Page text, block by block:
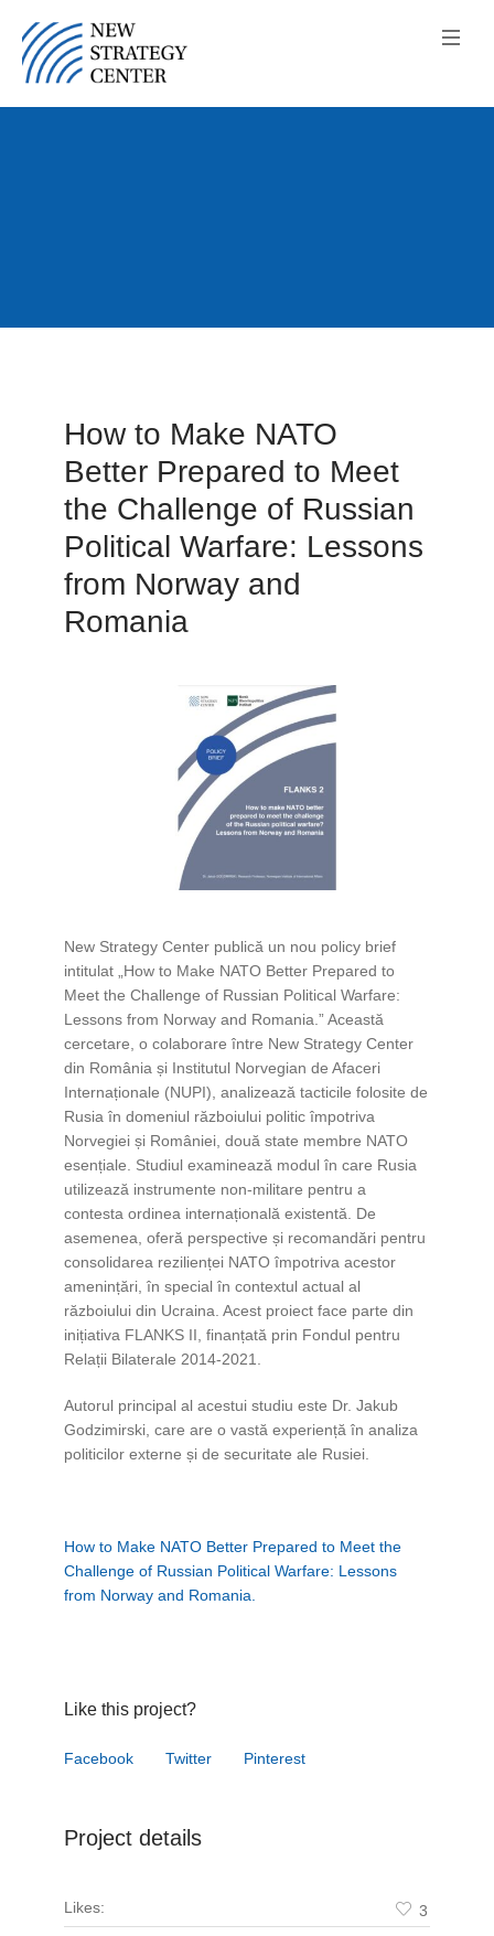
How to Make NATO
Better Prepared to Meet
the Challenge of Russian
Political Warfare: Lessons
from Norway and
Romania
New Strategy Center publică un nou policy brief
intitulat „How to Make NATO Better Prepared to
Meet the Challenge of Russian Political Warfare:
Lessons from Norway and Romania.” Această
cercetare, o colaborare între New Strategy Center
din România și Institutul Norvegian de Afaceri
Internaționale (NUPI), analizează tacticile folosite de
Rusia în domeniul războiului politic împotriva
Norvegiei și României, două state membre NATO
esențiale. Studiul examinează modul în care Rusia
utilizează instrumente non-militare pentru a
contesta ordinea internațională existentă. De
asemenea, oferă perspective și recomandări pentru
consolidarea rezilienței NATO împotriva acestor
amenințări, în special în contextul actual al
războiului din Ucraina. Acest proiect face parte din
inițiativa FLANKS II, finanțată prin Fondul pentru
Relații Bilaterale 2014-2021.
Autorul principal al acestui studiu este Dr. Jakub
Godzimirski, care are o vastă experiență în analiza
politicilor externe și de securitate ale Rusiei.
How to Make NATO Better Prepared to Meet the
Challenge of Russian Political Warfare: Lessons
from Norway and Romania.
Like this project?
Facebook Twitter Pinterest
Project details
Likes: 3